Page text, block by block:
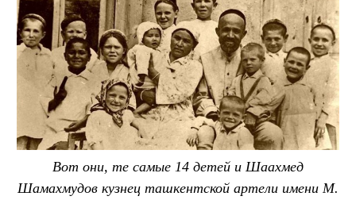
Вот они, те самые 14 детей и Шаахмед
Шамахмудов кузнец ташкентской артели имени М.